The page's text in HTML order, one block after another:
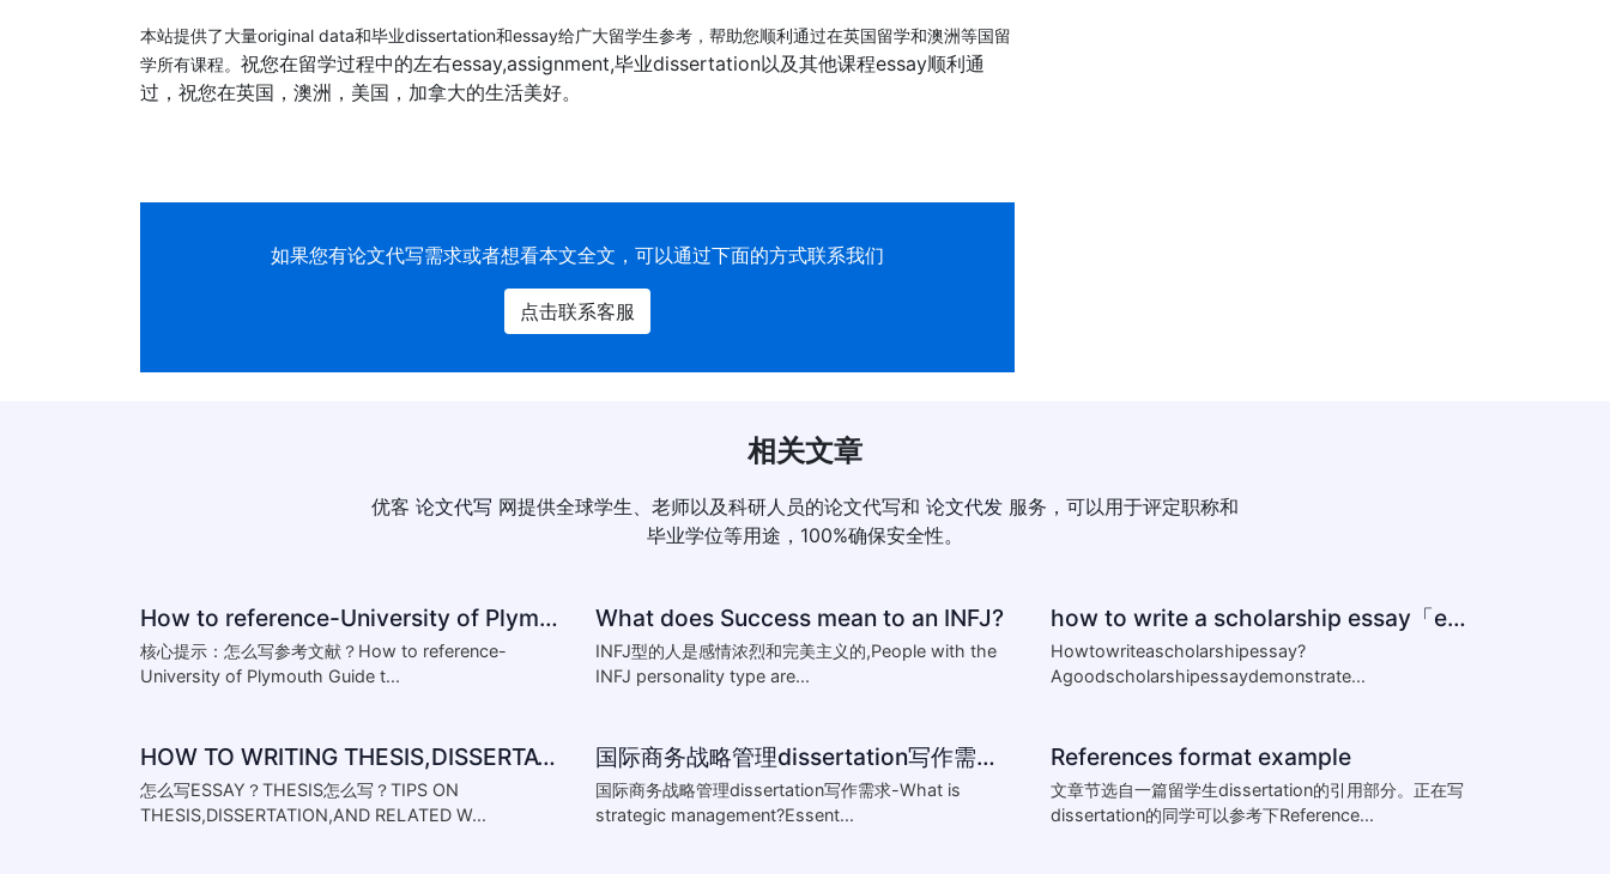
本站提供了大量original data和毕业dissertation和essay给广大留学生参考，帮助您顺利通过在英国留学和澳洲等国留
学所有课程。 祝您在留学过程中的左右essay,assignment,毕业dissertation以及其他课程essay顺利通
过，祝您在英国，澳洲，美国，加拿大的生活美好。
如果您有论文代写需求或者想看本文全文，可以通过下面的方式联系我们
点击联系客服
相关文章
优客 论文代写 网提供全球学生、老师以及科研人员的论文代写和 论文代发 服务，可以用于评定职称和
毕业学位等用途，100%确保安全性。
How to reference-University of Plymouth Guide to Referencing
核心提示：怎么写参考文献？How to reference-
University of Plymouth Guide t...
What does Success mean to an INFJ?
INFJ型的人是感情浓烈和完美主义的,People with the
INFJ personality type are...
how to write a scholarship essay「essay怎么写」
Howtowriteascholarshipessay?
Agoodscholarshipessaydemonstrate...
HOW TO WRITING THESIS,DISSERTATION,AND RELATED
怎么写ESSAY？THESIS怎么写？TIPS ON
THESIS,DISSERTATION,AND RELATED W...
国际商务战略管理dissertation写作需求-What is strategic management?Essentials of st
国际商务战略管理dissertation写作需求-What is
strategic management?Essent...
References format example
文章节选自一篇留学生dissertation的引用部分。正在写
dissertation的同学可以参考下Reference...